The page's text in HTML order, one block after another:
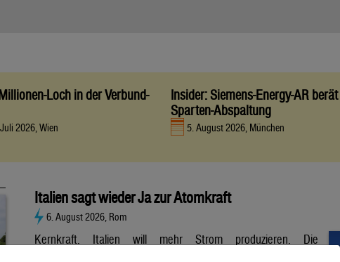
Loch in der Verbund-
2026, Wien
Insider: Siemens-Energy-AR
Sparten-Abspaltung
5. August 2026, München
Italien sagt wieder Ja zur Atomkraft
6. August 2026, Rom
Kernkraft. Italien will mehr Strom produzieren. Die